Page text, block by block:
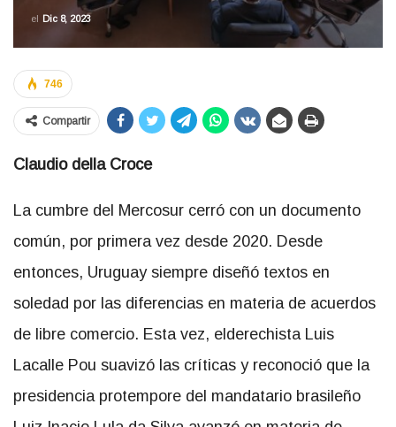
el Dic 8, 2023
746
Compartir
Claudio della Croce
La cumbre del Mercosur cerró con un documento
común, por primera vez desde 2020. Desde
entonces, Uruguay siempre diseñó textos en
soledad por las diferencias en materia de acuerdos
de libre comercio. Esta vez, elderechista Luis
Lacalle Pou suavizó las críticas y reconoció que la
presidencia protempore del mandatario brasileño